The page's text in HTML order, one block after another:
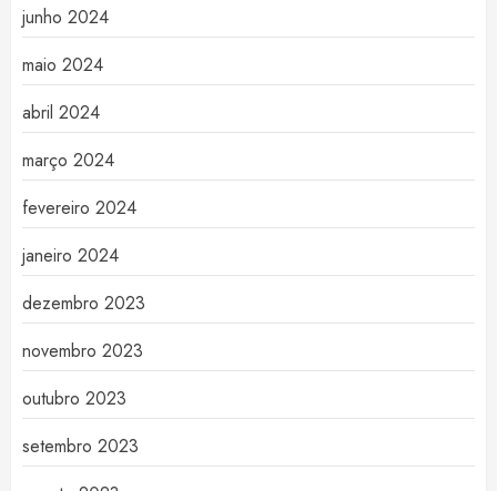
junho 2024
maio 2024
abril 2024
março 2024
fevereiro 2024
janeiro 2024
dezembro 2023
novembro 2023
outubro 2023
setembro 2023